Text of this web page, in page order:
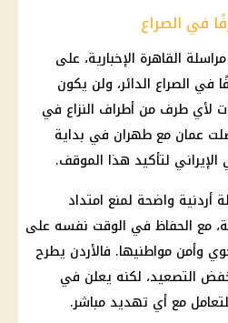
في الصراع
القاهرة الإخبارية، على
في الصراع الدائر، ولن يكون
لأي طرف من أطراف النزاع في
عمان معطهران في بداية
لتأكيد هذا الموقف.
واضحة لمنع امتداد
مع الحفاظ في الوقت نفسه على
وأمن مواطنيها. فالأردن يطرح
التصعيد، لكنه يعلن في
مع أي تهديد مباشر.